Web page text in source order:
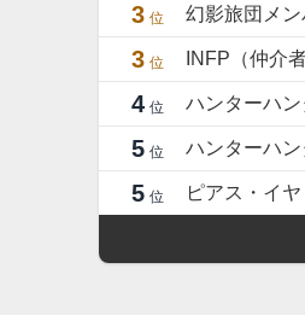
3 位 幻影旅団メ
3 位 INFP（仲介
4 位 ハンターハ
5 位 ハンターハ
5 位 ピアス・イ